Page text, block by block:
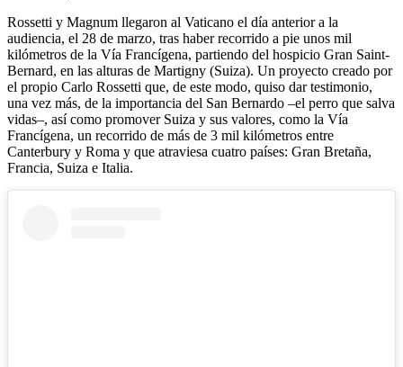
Rossetti y Magnum llegaron al Vaticano el día anterior a la
audiencia, el 28 de marzo, tras haber recorrido a pie unos mil
kilómetros de la Vía Francígena, partiendo del hospicio Gran Saint-
Bernard, en las alturas de Martigny (Suiza). Un proyecto creado por
el propio Carlo Rossetti que, de este modo, quiso dar testimonio,
una vez más, de la importancia del San Bernardo –el perro que salva
vidas–, así como promover Suiza y sus valores, como la Vía
Francígena, un recorrido de más de 3 mil kilómetros entre
Canterbury y Roma y que atraviesa cuatro países: Gran Bretaña,
Francia, Suiza e Italia.